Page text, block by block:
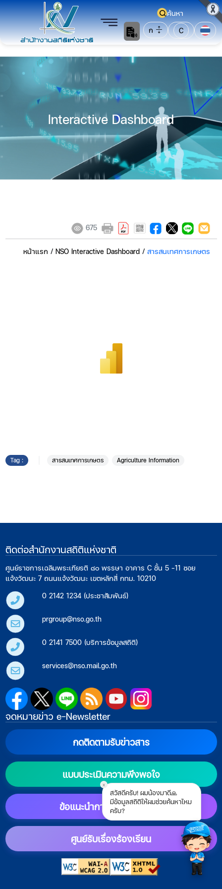
ค้นหา
ก
C
Interactive Dashboard
675
หน้าแรก / NSO Interactive Dashboard/ สารสนเทศการเกษตร
Tag : สารสนเทศการเกษตร Agriculture Information
x
สวัสดีครับ! ผมน้องมาดี🙏
มีข้อมูลสถิติให้ผมช่วยค้นหาไหม
ครับ?
ติดต่อสำนักงานสถิติแห่งชาติ
ศูนย์ราชการเฉลิมพระเกียรติ ๘๐ พรรษา อาคาร C ชั้น 5 -11 ซอย
แจ้งวัฒนะ 7 ถนนแจ้งวัฒนะ เขตหลักสี่ กทม. 10210
0 2142 1234 (ประชาสัมพันธ์)
prgroup@nso.go.th
0 2141 7500 (บริการข้อมูลสถิติ)
services@nso.mail.go.th
จดหมายข่าว e-Newsletter
กดติดตามรับข่าวสาร
แบบประเมินความพึงพอใจ
ข้อแนะนำการตั้งค่าแสดงผล
ศูนย์รับเรื่องร้องเรียน